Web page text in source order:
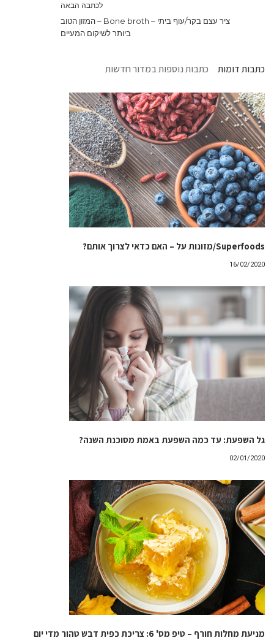
לכתבה הבאה
ציר עצם בקר/עוף ביתי – Bone broth – המזון הטוב
ביותר לשיקום המעיים
כתבות דומות כתבות נוספות במדור חדשות
Superfoods/מזונות על – האם כדאי לצרוך אותם?
16/02/2020
גל השפעת: עד כמה השפעת באמת מסוכנת השנה?
02/01/2020
מניעת מחלות חורף – טיפ מס' 6: צריכת כפית דבש טהור מדי יום